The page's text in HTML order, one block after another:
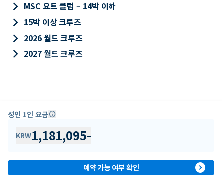
keyboard_arrow_right MSC 요트 클럽 – 14박 이하
keyboard_arrow_right 15박 이상 크루즈
keyboard_arrow_right 2026 월드 크루즈
keyboard_arrow_right 2027 월드 크루즈
성인 1인 요금info
KRW1,181,095-
예약 가능 여부 확인 expand_circle_right